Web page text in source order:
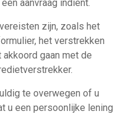
aanvraag indient.
zijn, zoals het
het verstrekken
gaan met de
te overwegen of u
u een persoonlijke lening